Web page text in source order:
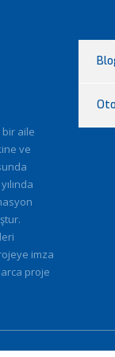
bir aile
ve
imza
proje